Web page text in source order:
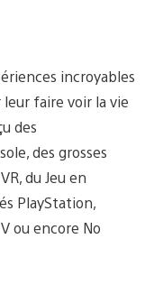
incroyables
leur faire voir la vie
des
des grosses
du Jeu en
PlayStation,
ou encore No